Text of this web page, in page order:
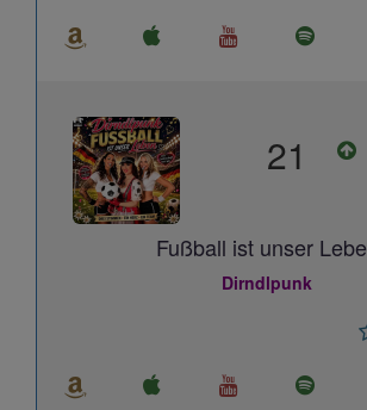
21
Fußball ist unser
Dirndlpunk